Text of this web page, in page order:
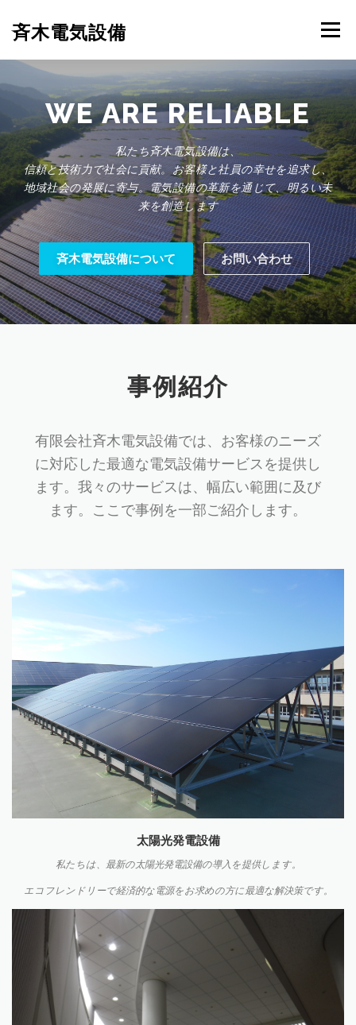
へ
ッ
斉木電気設備 メニュー
斉木電気設備について 事例紹介 施工実績
ニュース お問合せ
WE ARE
私たち斉木電気設備は、
信頼と技術力で社会に貢献。お客様と社員の幸せを追求し、
地域社会の発展に寄与。電気設備の革新を通じて、明るい未
来を創造します
斉木電気設備について お問い合わせ
事例紹介
有限会社斉木電気設備では、お客様のニーズ
に対応した最適な電気設備サービスを提供し
ます。我々のサービスは、幅広い範囲に及び
ます。ここで事例を一部ご紹介します。
太陽光発電設備
私たちは、最新の太陽光発電設備の導入を提供します。
エコフレンドリーで経済的な電源をお求めの方に最適な解決策です。